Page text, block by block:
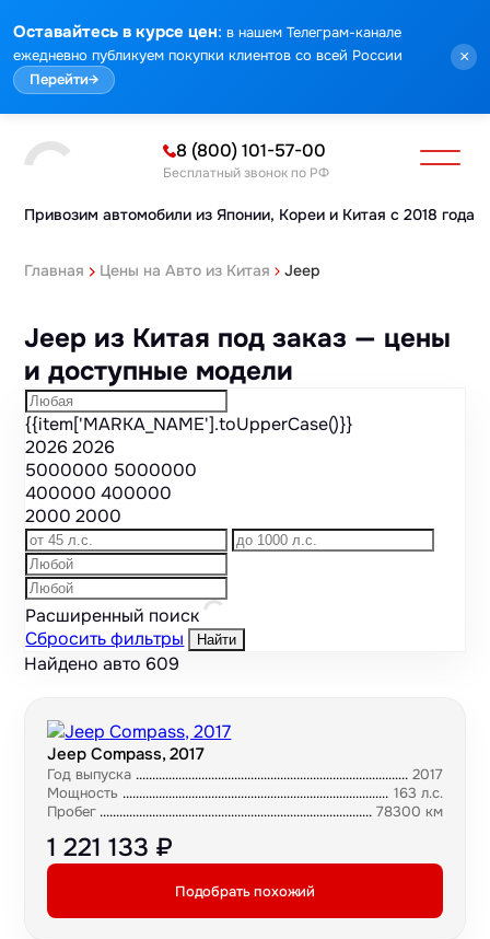
Оставайтесь в курсе цен: в нашем Телеграм-канале
ежедневно публикуем покупки клиентов со всей России
Перейти→
×
Привозим автомобили из Японии, Кореи и Китая с 2018 года
8 (800) 101-57-00
Бесплатный звонок по РФ
Главная Цены на Авто из Китая Jeep
Jeep из Китая под заказ — цены
и доступные модели
{{item['MARKA_NAME'].toUpperCase()}}
20262026
5000000 5000000
400000400000
20002000
Расширенный поиск
Сбросить фильтры
Найти
Найдено авто 609
Jeep Compass, 2017
Год выпуска
2017
Мощность
163 л.с.
Пробег
78300 км
1 221 133 ₽
Подобрать похожий